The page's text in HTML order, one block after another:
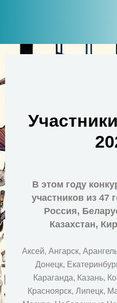
В этом году
участников из 47
Россия,
Казахстан,
Аксей, Ангарск,
Донецк,
Караганда, Казань,
Красноярск, Липецк,